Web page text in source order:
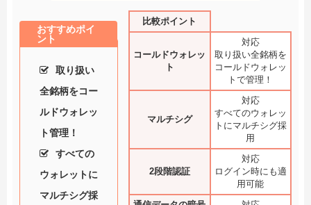
おすすめポイ
ント
取り扱い
全銘柄をコー
ルドウォレッ
ト管理！
すべての
ウォレットに
マルチシグ採
比較ポイント
コールドウォレッ
ト
対応
取り扱い全銘柄を
コールドウォレッ
トで管理！
マルチシグ
対応
すべてのウォレッ
トにマルチシグ採
用
2段階認証
対応
ログイン時にも適
用可能